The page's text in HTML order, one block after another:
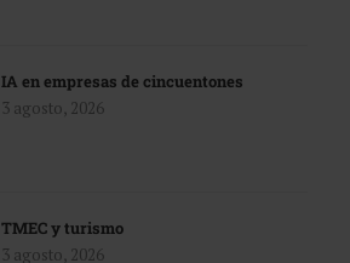
IA en empresas de cincuentones
3 agosto, 2026
TMEC y turismo
3 agosto, 2026